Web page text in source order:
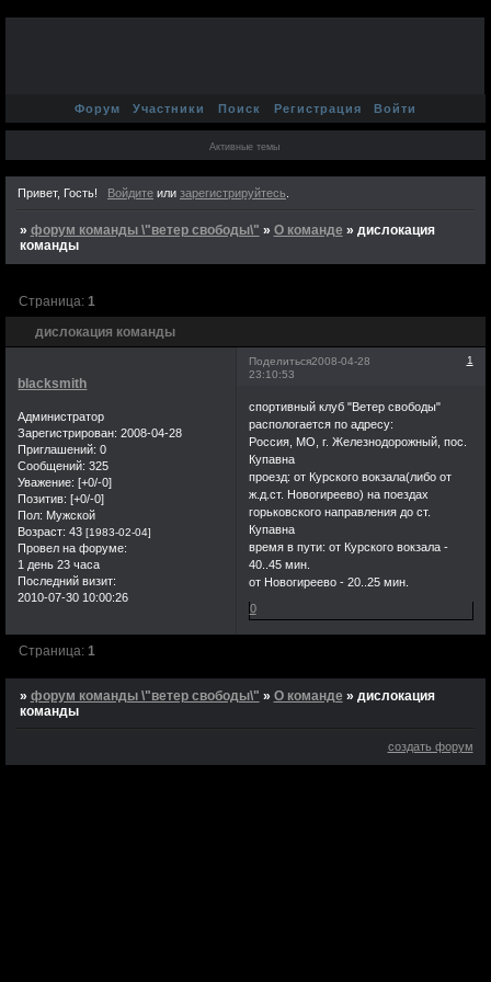
Форум Участники Поиск Регистрация Войти
Активные темы
Привет, Гость! Войдитеили зарегистрируйтесь
» форум команды \"ветер свободы\" » О команде » дислокация
команды
дислокация команды
Страница: 1
Поделиться 1
2008-04-28
23:10:53
blacksmith
Администратор
Зарегистрирован: 2008-04-28
Приглашений: 0
Сообщений: 325
Уважение: [+0/-0]
Позитив: [+0/-0]
Пол: Мужской
Возраст: 43[1983-02-04]
Провел на форуме:
1 день 23 часа
Последний визит:
2010-07-30 10:00:26
спортивный клуб "Ветер свободы"
распологается по адресу:
Россия, МО, г. Железнодорожный, пос.
Купавна
проезд: от Курского вокзала(либо от
ж.д.ст. Новогиреево) на поездах
горьковского направления до ст.
Купавна
время в пути: от Курского вокзала -
40..45 мин.
от Новогиреево - 20..25 мин.
0
Страница: 1
» форум команды \"ветер свободы\" » О команде » дислокация
команды
создать форум